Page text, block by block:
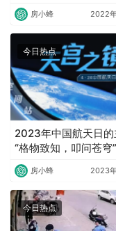
房小蜂 2022
今日热点
2023年中国航天日的
“格物致知，叩问苍穹
么内涵？
房小蜂 2023
今日热点